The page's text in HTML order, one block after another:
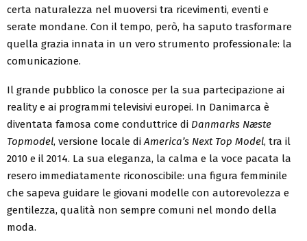
certa naturalezza nel muoversi tra ricevimenti, eventi e
serate mondane. Con il tempo, però, ha saputo trasformare
quella grazia innata in un vero strumento professionale: la
comunicazione.
Il grande pubblico la conosce per la sua partecipazione ai
reality e ai programmi televisivi europei. In Danimarca è
diventata famosa come conduttrice di Danmarks Næste
Topmodel, versione locale di America’s Next Top Model, tra il
2010 e il 2014. La sua eleganza, la calma e la voce pacata la
resero immediatamente riconoscibile: una figura femminile
che sapeva guidare le giovani modelle con autorevolezza e
gentilezza, qualità non sempre comuni nel mondo della
moda.